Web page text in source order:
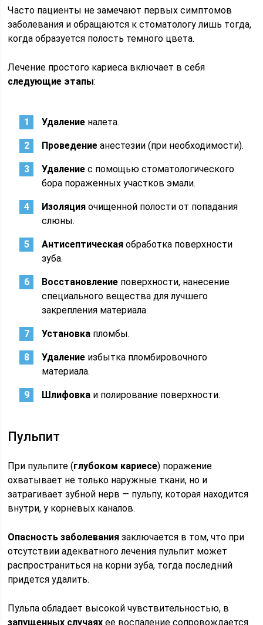
Часто пациенты не замечают первых симптомов
заболевания и обращаются к стоматологу лишь тогда,
когда образуется полость темного цвета.
Лечение простого кариеса включает в себя
следующие этапы:
Удаление налета.
Проведение анестезии (при необходимости).
Удаление с помощью стоматологического
бора пораженных участков эмали.
Изоляция очищенной полости от попадания
слюны.
Антисептическая обработка поверхности
зуба.
Восстановление поверхности, нанесение
специального вещества для лучшего
закрепления материала.
Установка пломбы.
Удаление избытка пломбировочного
материала.
Шлифовка и полирование поверхности.
Пульпит
При пульпите (глубоком кариесе) поражение
охватывает не только наружные ткани, но и
затрагивает зубной нерв — пульпу, которая находится
внутри, у корневых каналов.
Опасность заболевания заключается в том, что при
отсутствии адекватного лечения пульпит может
распространиться на корни зуба, тогда последний
придется удалить.
Пульпа обладает высокой чувствительностью, в
запущенных случаях ее воспаление сопровождается